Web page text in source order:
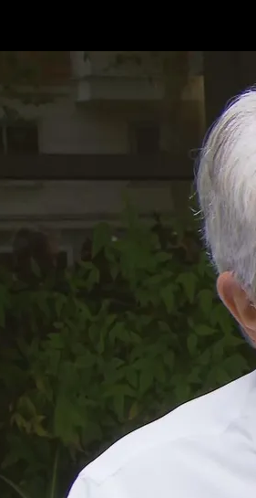
Cerezo
el gusto de
Ballesteros
Bad Bunny tendrá diez
Enrique Cerezo también habló
Enrique Cerezo muy
Atlético: "Estamos